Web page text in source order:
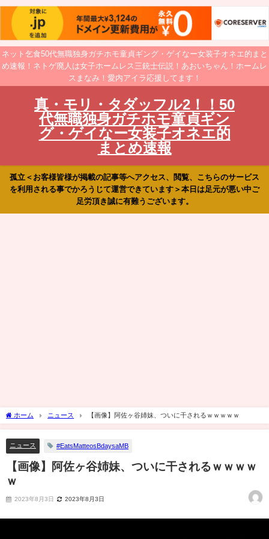
ネット乞食50代無職独身ガチホモ童貞ギング・ゲイなー女装子オネエ的まと
め速報！ネトゲ廃人は女子ホームレス三銃士伝説！あおいちゃん！ホームレ
スまなみ！愛内アイラ応援してます！
真・モリ・タダッフル2！！50
代無職独身ガチホモ童貞ギン
グ・ゲイなー女装子オネエ的
まとめ速報
孤立＜お客様皆様が掲載の記事等へアクセス、閲覧、こちらのサービス
を利用される事でかろうじて運営できています＞本日は足元が悪い中ご
足労頂き誠に有難うございます。
ホーム ニュース 【画像】阿佐ヶ谷姉妹、ついに干されるｗｗｗｗｗ
ニュース #EatsMatteosBdaysaMB
【画像】阿佐ヶ谷姉妹、ついに干されるｗｗｗｗ
ｗ
2023年8月3日 2023年8月3日